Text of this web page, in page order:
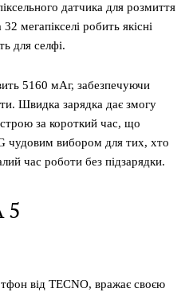
датчика для розмиття
мегапікселі робить якісні
для селфі.
5160 мАг, забезпечуючи
Швидка зарядка дає змогу
за короткий час, що
чудовим вибором для тих, хто
час роботи без підзарядки.
5
від TECNO, вражає своєю